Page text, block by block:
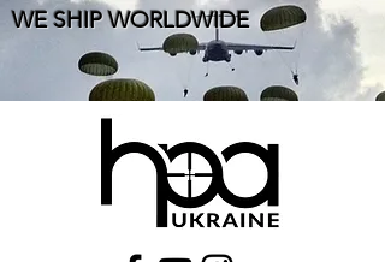
WE SHIP WORLDWIDE